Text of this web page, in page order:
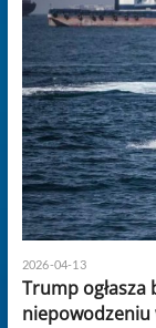
2026-04-13
Trump